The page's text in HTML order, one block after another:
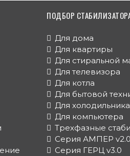
ПОДБОР
Для дома
Для квартиры
Для стиральной
Для телевизора
Для котла
Для бытовой
Для холодильника
Для компьютера
Трехфазные
Серия АМПЕР v2.0
Серия ГЕРЦ v3.0